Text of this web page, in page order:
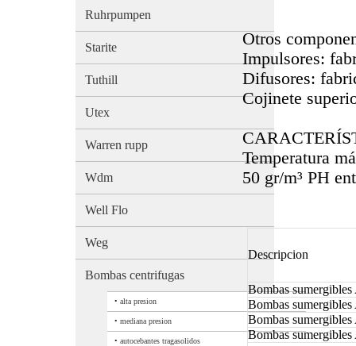
Ruhrpumpen
Starite
Tuthill
Utex
Warren rupp
Wdm
Well Flo
Weg
Bombas centrifugas
• alta presion
• mediana presion
• autocebantes tragasolidos
Otros
Impulsores:
Difusores:
Cojinete
Temperatura
50 gr/m³ PH
Descripcion
Bombas
Bombas
Bombas
Bombas